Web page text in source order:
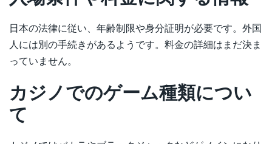
日本の法律に従い、年齢制限や身分証明が必要です。外国
人には別の手続きがあるようです。料金の詳細はまだ決ま
っていません。
カジノでのゲーム種類につい
て